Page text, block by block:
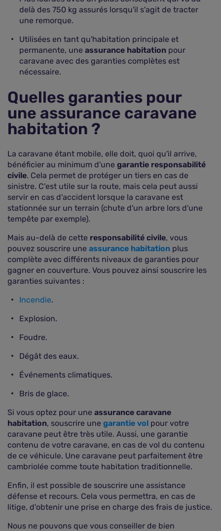
delà des 750 kg assurés lorsqu'il s'agit de tracter
une remorque.
Utilisées en tant qu'habitation principale et
permanente, une assurance habitation pour
caravane avec des garanties complètes est
nécessaire.
Quelles garanties pour
une assurance caravane
habitation ?
La caravane étant mobile, elle doit, quoi qu'il arrive,
bénéficier au minimum d'une garantie responsabilité
civile. Cela permet de protéger un tiers en cas de
sinistre. C'est utile sur la route, mais cela peut aussi
servir en cas d'accident lorsque la caravane est
stationnée sur un terrain (chute d'un arbre lors d'une
tempête par exemple).
Mais au-delà de cette responsabilité civile, vous
pouvez souscrire une assurance habitation plus
complète avec différents niveaux de garanties pour
gagner en couverture. Vous pouvez ainsi souscrire les
garanties suivantes :
Incendie.
Explosion.
Foudre.
Dégât des eaux.
Événements climatiques.
Bris de glace.
Si vous optez pour une assurance caravane
habitation, souscrire une garantie vol pour votre
caravane peut être très utile. Aussi, une garantie
contenu de votre caravane, en cas de vol du contenu
de ce véhicule. Une caravane peut parfaitement être
cambriolée comme toute habitation traditionnelle.
Enfin, il est possible de souscrire une assistance
défense et recours. Cela vous permettra, en cas de
litige, d'obtenir une prise en charge des frais de justice.
Nous ne pouvons que vous conseiller de bien